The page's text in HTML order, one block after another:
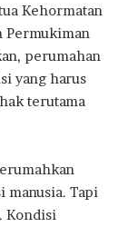
Kehormatan
Permukiman
perumahan
yang harus
terutama
manusia. Tapi
Kondisi